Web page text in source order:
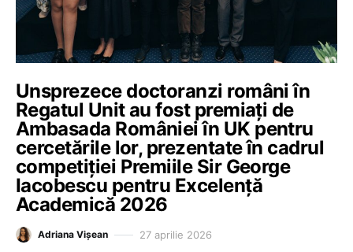
Unsprezece doctoranzi români în
Regatul Unit au fost premiați de
Ambasada României în UK pentru
cercetările lor, prezentate în cadrul
competiției Premiile Sir George
Iacobescu pentru Excelență
Academică 2026
Adriana Vișean 27 aprilie 2026